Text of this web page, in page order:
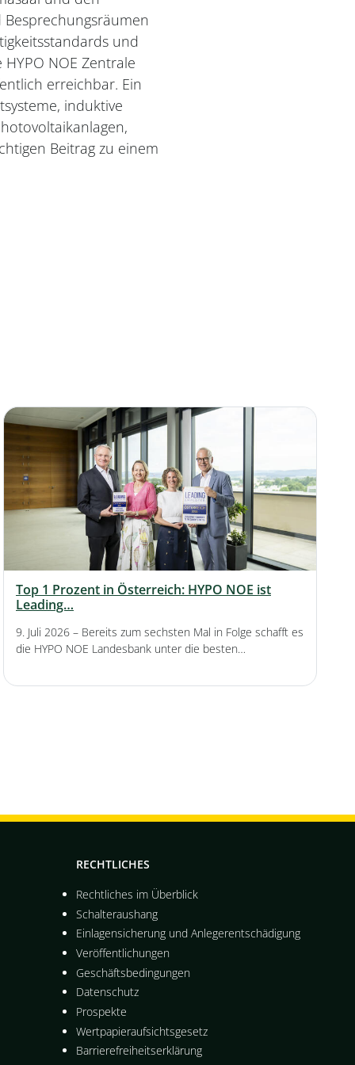
und
NOE Zentrale
erreichbar. Ein
induktive
Beitrag zu einem
Top 1 Prozent in Österreich: HYPO NOE ist
Leading…
9. Juli 2026 – Bereits zum sechsten Mal in Folge schafft es
die HYPO NOE Landesbank unter die besten…
Fenster
RECHTLICHES
Rechtliches im Überblick
Schalteraushang
Einlagensicherung und Anlegerentschädigung
Veröffentlichungen
Geschäftsbedingungen
Datenschutz
Prospekte
Wertpapieraufsichtsgesetz
Barrierefreiheitserklärung